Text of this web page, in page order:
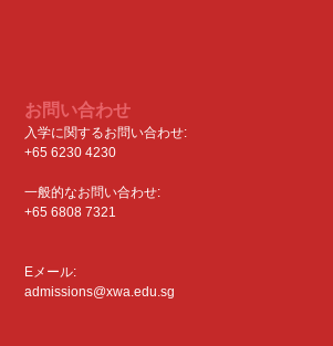
お問い合わせ
入学に関するお問い合わせ:
+65 6230 4230
一般的なお問い合わせ:
+65 6808 7321
Eメール:
admissions@xwa.edu.sg